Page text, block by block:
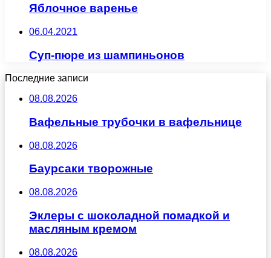
Яблочное варенье
06.04.2021
Суп-пюре из шампиньонов
Последние записи
08.08.2026
Вафельные трубочки в вафельнице
08.08.2026
Баурсаки творожные
08.08.2026
Эклеры с шоколадной помадкой и
масляным кремом
08.08.2026